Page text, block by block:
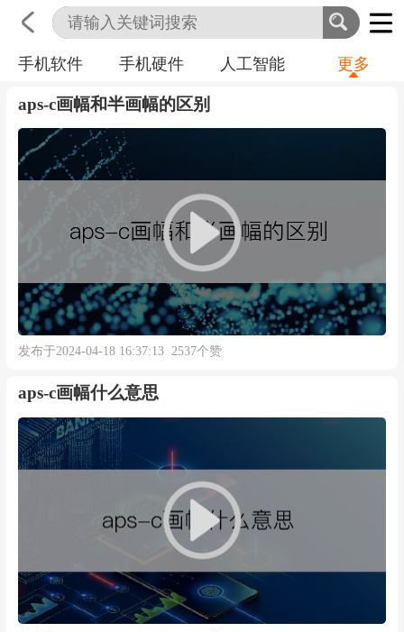
首页 科技 生活 职业
手机软件 手机硬件 人工智能 更多
aps-c画幅和半画幅的区别
发布于2024-04-18 16:37:13 2537个赞
aps-c画幅什么意思